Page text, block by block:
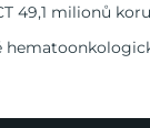
49,1 milionů